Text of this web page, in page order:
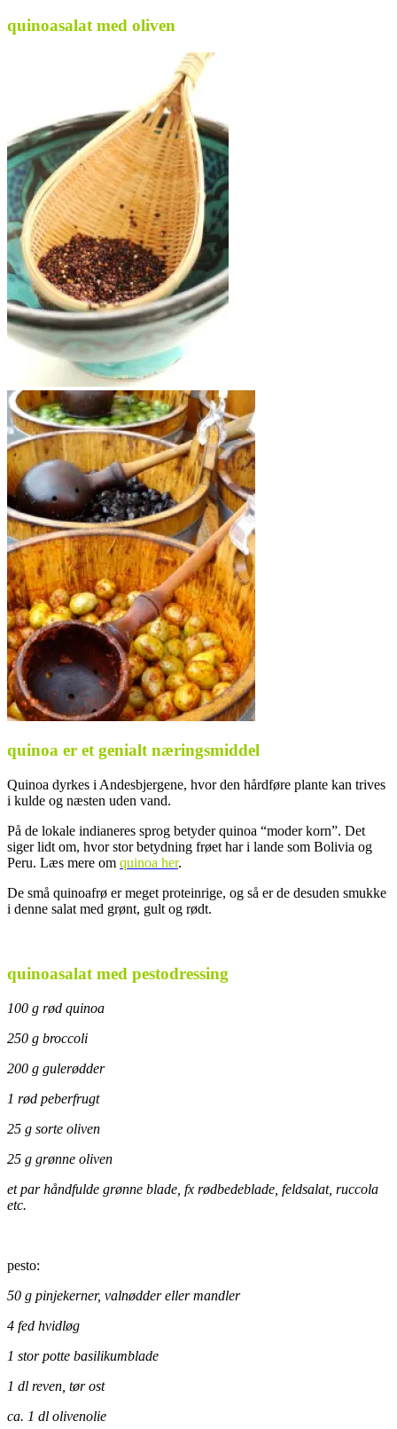
quinoasalat med oliven
quinoa er et genialt næringsmiddel
Quinoa dyrkes i Andesbjergene, hvor den hårdføre plante kan trives
i kulde og næsten uden vand.
På de lokale indianeres sprog betyder quinoa “moder korn”. Det
siger lidt om, hvor stor betydning frøet har i lande som Bolivia og
Peru. Læs mere om quinoa her.
De små quinoafrø er meget proteinrige, og så er de desuden smukke
i denne salat med grønt, gult og rødt.
quinoasalat med pestodressing
100 g rød quinoa
250 g broccoli
200 g gulerødder
1 rød peberfrugt
25 g sorte oliven
25 g grønne oliven
et par håndfulde grønne blade, fx rødbedeblade, feldsalat, ruccola
etc.
pesto:
50 g pinjekerner, valnødder eller mandler
4 fed hvidløg
1 stor potte basilikumblade
1 dl reven, tør ost
ca. 1 dl olivenolie